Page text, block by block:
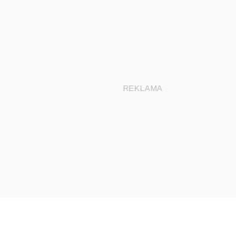
REKLAMA